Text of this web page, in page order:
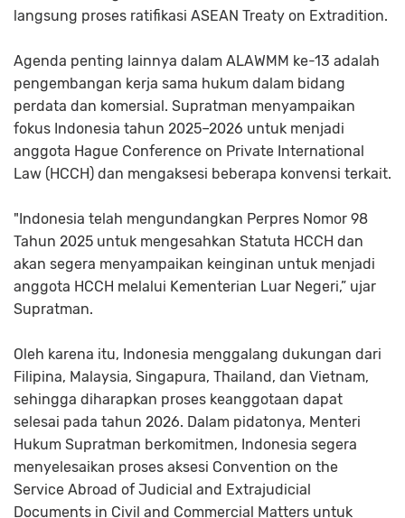
langsung proses ratifikasi ASEAN Treaty on Extradition.
Agenda penting lainnya dalam ALAWMM ke-13 adalah
pengembangan kerja sama hukum dalam bidang
perdata dan komersial. Supratman menyampaikan
fokus Indonesia tahun 2025–2026 untuk menjadi
anggota Hague Conference on Private International
Law (HCCH) dan mengaksesi beberapa konvensi terkait.
"Indonesia telah mengundangkan Perpres Nomor 98
Tahun 2025 untuk mengesahkan Statuta HCCH dan
akan segera menyampaikan keinginan untuk menjadi
anggota HCCH melalui Kementerian Luar Negeri,” ujar
Supratman.
Oleh karena itu, Indonesia menggalang dukungan dari
Filipina, Malaysia, Singapura, Thailand, dan Vietnam,
sehingga diharapkan proses keanggotaan dapat
selesai pada tahun 2026. Dalam pidatonya, Menteri
Hukum Supratman berkomitmen, Indonesia segera
menyelesaikan proses aksesi Convention on the
Service Abroad of Judicial and Extrajudicial
Documents in Civil and Commercial Matters untuk